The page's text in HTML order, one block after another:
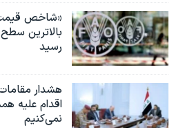
«شاخص قیمت
بالاترین
رسید
هشدار
اقدام علیه
نمی‌کنیم